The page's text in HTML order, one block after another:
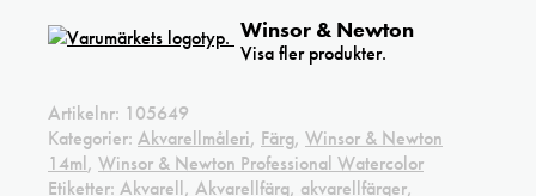
Winsor & Newton
Visa fler produkter.
Artikelnr: 105649
Kategorier: Akvarellmåleri, Färg, Winsor & Newton
14ml, Winsor & Newton Professional Watercolor
Etiketter: Akvarell, Akvarellfärg, akvarellfärger,